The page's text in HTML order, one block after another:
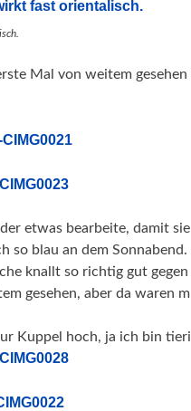
Mal von weitem
etwas bearbeite, damit
so blau an dem
knallt so richtig gut
gesehen, aber da waren
Kuppel hoch, ja ich bin